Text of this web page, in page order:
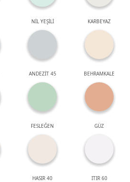
NİL YEŞİLİ KARBEYAZ
ANDEZİT 45 BEHRAMKALE
FESLEĞEN GÜZ
HASIR 40 ITIR 60